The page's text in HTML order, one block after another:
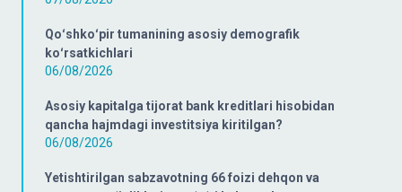
Qoʻshkoʻpir tumanining asosiy demografik
koʻrsatkichlari
06/08/2026
Asosiy kapitalga tijorat bank kreditlari hisobidan
qancha hajmdagi investitsiya kiritilgan?
06/08/2026
Yetishtirilgan sabzavotning 66 foizi dehqon va